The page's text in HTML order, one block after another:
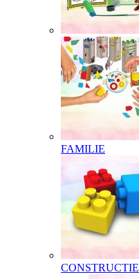
FAMILIE
CONSTRUCTIE